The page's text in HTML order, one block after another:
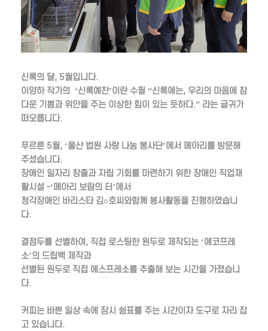
신록의 달, 5월입니다.
이양하 작가의 ‘신록예찬’이란 수필 “신록에는, 우리의 마음에 참
다운 기쁨과 위안을 주는 이상한 힘이 있는 듯하다.” 라는 글귀가
떠오릅니다.
푸르른 5월, ‘울산 법원 사랑 나눔 봉사단’에서 메아리를 방문해
주셨습니다.
장애인 일자리 창출과 자립 기회를 마련하기 위한 장애인 직업재
활시설 -‘메아리 보람의 터’에서
청각장애인 바리스타 김○호씨와함께 봉사활동을 진행하였습니
다.
결점두를 선별하여, 직접 로스팅한 원두로 제작되는 ‘에코프레
소’의 드립백 제작과
선별된 원두로 직접 에스프레소를 추출해 보는 시간을 가졌습니
다.
커피는 바쁜 일상 속에 잠시 쉼표를 주는 시간이자 도구로 자리 잡
고 있습니다.